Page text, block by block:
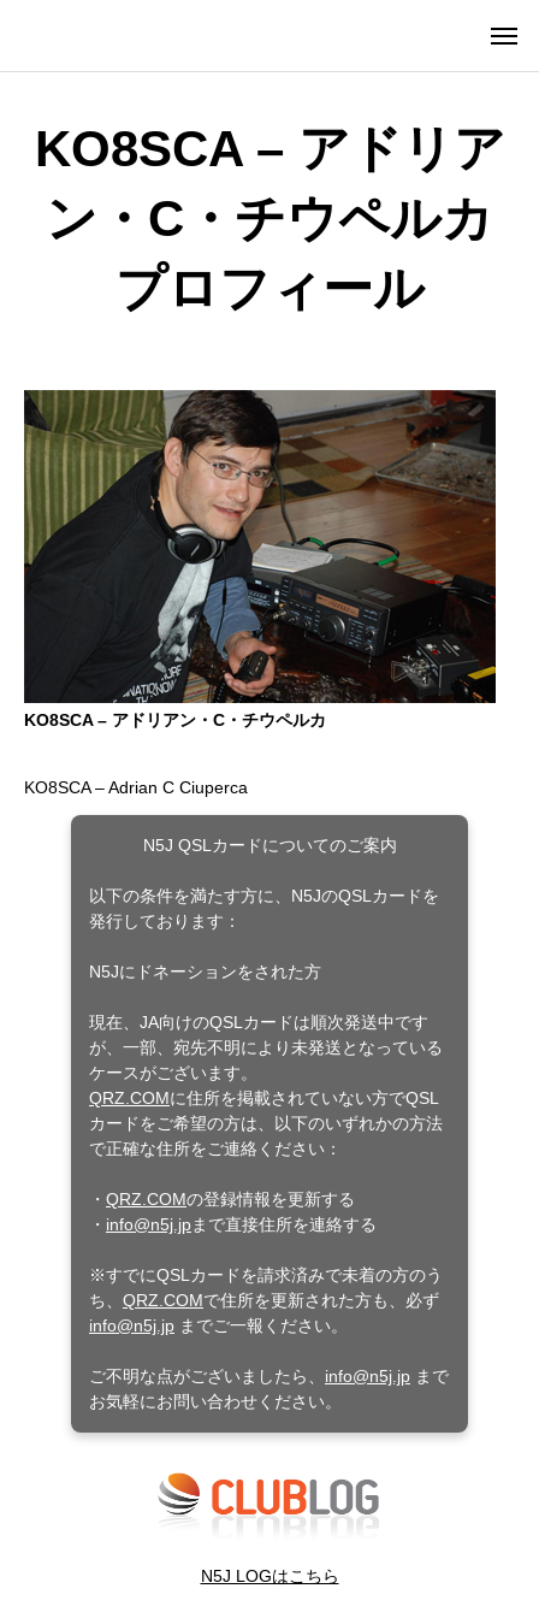
KO8SCA – アドリア
ン・C・チウペルカ
プロフィール
KO8SCA – アドリアン・C・チウペルカ
KO8SCA – Adrian C Ciuperca
N5J QSLカードについてのご案内
以下の条件を満たす方に、N5JのQSLカードを
発行しております：
N5Jにドネーションをされた方
現在、JA向けのQSLカードは順次発送中です
が、一部、宛先不明により未発送となっている
ケースがございます。
QRZ.COMに住所を掲載されていない方でQSL
カードをご希望の方は、以下のいずれかの方法
で正確な住所をご連絡ください：
・ QRZ.COMの登録情報を更新する
・ info@n5j.jpまで直接住所を連絡する
※すでにQSLカードを請求済みで未着の方のう
ち、 QRZ.COMで住所を更新された方も、必ず
info@n5j.jp までご一報ください。
ご不明な点がございましたら、 info@n5j.jp まで
お気軽にお問い合わせください。
N5J LOGはこちら